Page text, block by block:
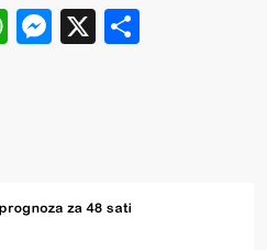
WhatsApp
Messenger
X